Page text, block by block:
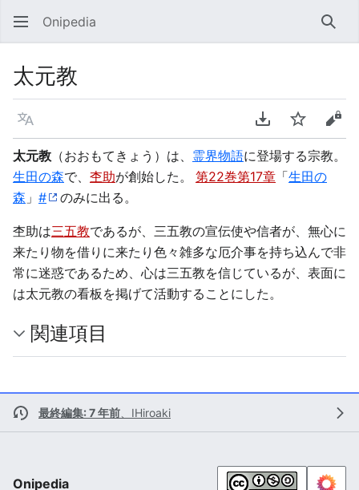
Onipedia 検索
太元教
言語 PDFをダウンロ
ウォッチソ
太元教 （おおもてきょう）は、 霊界物語に登場する宗教。
生田の森で、 杢助が創始した。 第22巻第17章 「生田の
森 」 # のみに出る。
杢助は三五教であるが、三五教の宣伝使や信者が、無心に
来たり物を借りに来たり色々雑多な厄介事を持ち込んで非
常に迷惑であるため、心は三五教を信じているが、表面に
は太元教の看板を掲げて活動することにした。
関連項目
最終編集: 7 年前 IHiroaki
Onipedia